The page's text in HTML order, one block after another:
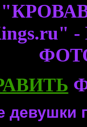
девушки